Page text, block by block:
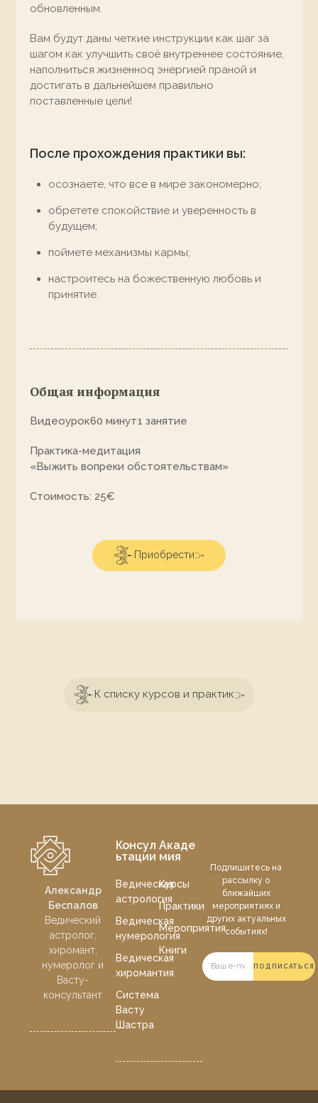
обновленным.
Вам будут даны четкие инструкции как шаг за
шагом как улучшить своё внутреннее состояние,
наполниться жизненноq энергией праной и
достигать в дальнейшем правильно
поставленные цели!
После прохождения практики вы:
осознаете, что все в мире закономерно;
обретете спокойствие и уверенность в
будущем;
поймете механизмы кармы;
настроитесь на божественную любовь и
принятие.
Общая информация
Видеоурок60 минут1 занятие
Практика-медитация
«Выжить вопреки обстоятельствам»
Стоимость: 25€
Приобрести
К списку курсов и практик
Консул
ьтации
Ведическая
астрология
Ведическая
нумерология
Ведическая
хиромантия
Система
Васту
Шастра
Акаде
мия
Курсы
Практики
Мероприятия
Книги
Александр
Беспалов
Ведический
астролог,
хиромант,
нумеролог и
Васту-
консультант
Подпишитесь на
рассылку о
ближайших
мероприятиях и
других актуальных
событиях!
ПОДПИСАТЬСЯ